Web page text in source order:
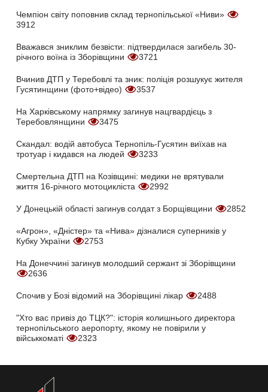
Чемпіон світу поповнив склад тернопільської «Ниви»
3912
Вважався зниклим безвісти: підтвердилася загибель 30-
річного воїна із Зборівщини
3721
Вчинив ДТП у Теребовлі та зник: поліція розшукує жителя
Гусятинщини (фото+відео)
3537
На Харківському напрямку загинув нацгвардієць з
Теребовлянщини
3475
Скандал: водій автобуса Тернопіль-Гусятин виїхав на
тротуар і кидався на людей
3233
Смертельна ДТП на Козівщині: медики не врятували
життя 16-річного мотоцикліста
2992
У Донецькій області загинув солдат з Борщівщини 2852
«Агрон», «Дністер» та «Нива» дізналися суперників у
Кубку України
2753
На Донеччині загинув молодший сержант зі Зборівщини
2636
Спочив у Бозі відомий на Зборівщині лікар 2488
"Хто вас привіз до ТЦК?": історія колишнього директора
тернопільського аеропорту, якому не повірили у
військкоматі
2323